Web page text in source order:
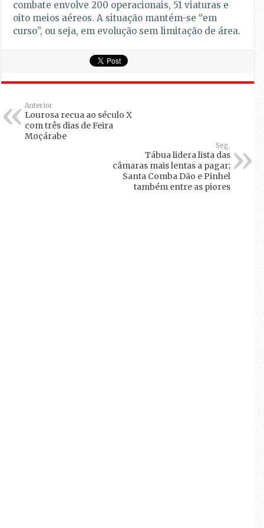
combate envolve 200 operacionais, 51 viaturas e
oito meios aéreos. A situação mantém-se “em
curso”, ou seja, em evolução sem limitação de área.
Anterior
Lourosa recua ao século X
com três dias de Feira
Moçárabe
Seg.
Tábua lidera lista das
câmaras mais lentas a pagar;
Santa Comba Dão e Pinhel
também entre as piores